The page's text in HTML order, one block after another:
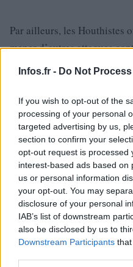
Infos.fr - Do Not
If you wish to opt-out of the
processing of your personal
targeted advertising by us,
section to confirm your
opt-out request is processed
interest-based ads based on
us or personal information
your opt-out. You may
disclosure of your personal
IAB’s list of downstream
also be disclosed by us to
Downstream Participants
Par ailleurs, les Houthistes
mener d’autres attaques
communiqué publié
attaques à l’approche du
l’opération du 7 octobre.
l’Iran, adversaire d’Israël,
« d’axe de la résistance »,
groupes soutenant le
irakiennes ou le Hezbollah
plusieurs mois, les
navires qu’ils estiment
au Royaume-Uni dans le